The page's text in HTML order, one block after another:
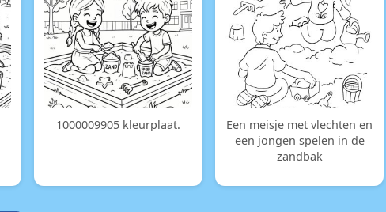
1000009905 kleurplaat.
Een meisje met vlechten en
een jongen spelen in de
zandbak